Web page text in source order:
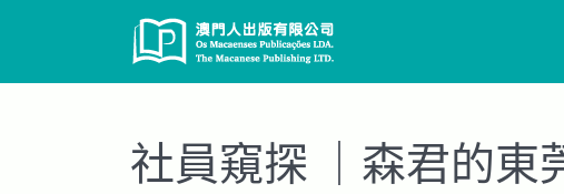
社員窺探 ｜森君的東